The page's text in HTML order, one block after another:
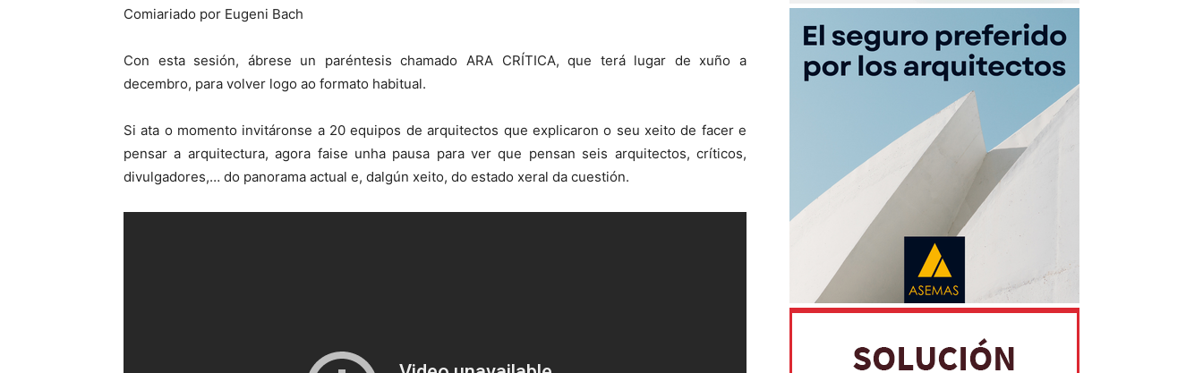
Comiariado por Eugeni Bach
Con esta sesión, ábrese un paréntesis chamado ARA CRÍTICA, que terá lugar de xuño a
decembro, para volver logo ao formato habitual.
Si ata o momento invitáronse a 20 equipos de arquitectos que explicaron o seu xeito de facer e
pensar a arquitectura, agora faise unha pausa para ver que pensan seis arquitectos, críticos,
divulgadores,… do panorama actual e, dalgún xeito, do estado xeral da cuestión.